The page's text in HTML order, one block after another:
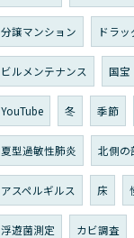
分譲マンション ドラ
ビルメンテナンス 国宝
YouTube 冬 季節
夏型過敏性肺炎 北側の
アスペルギルス 床
浮遊菌測定 カビ調査